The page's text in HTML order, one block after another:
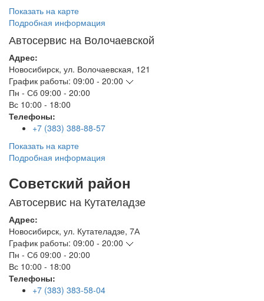
Показать на карте
Подробная информация
Автосервис на Волочаевской
Адрес:
Новосибирск, ул. Волочаевская, 121
График работы: 09:00 - 20:00
Пн - Сб 09:00 - 20:00
Вс 10:00 - 18:00
Телефоны:
+7 (383) 388-88-57
Показать на карте
Подробная информация
Советский район
Автосервис на Кутателадзе
Адрес:
Новосибирск, ул. Кутателадзе, 7А
График работы: 09:00 - 20:00
Пн - Сб 09:00 - 20:00
Вс 10:00 - 18:00
Телефоны:
+7 (383) 383-58-04